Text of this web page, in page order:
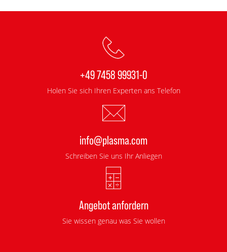
+49 7458 99931-0
Holen Sie sich Ihren Experten ans Telefon
info@plasma.com
Schreiben Sie uns Ihr Anliegen
Angebot anfordern
Sie wissen genau was Sie wollen